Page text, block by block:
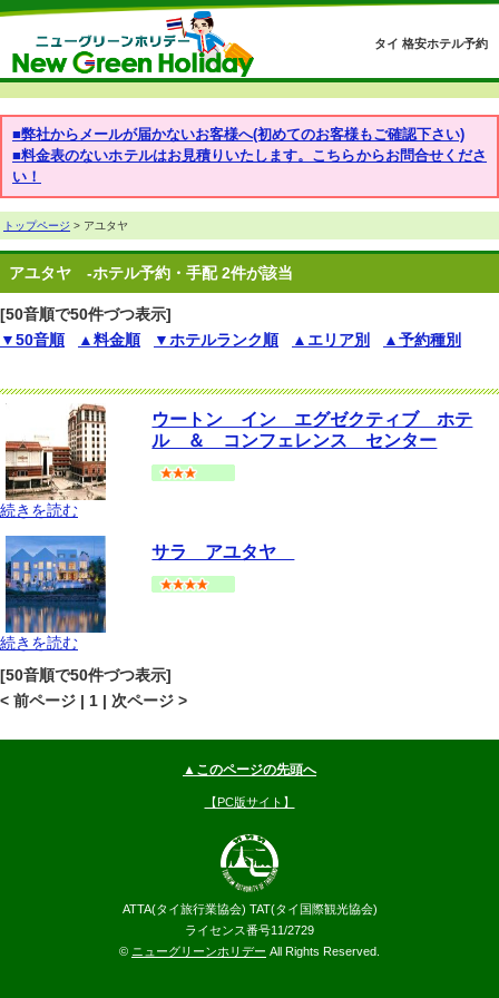
タイ 格安ホテル予約
■弊社からメールが届かないお客様へ(初めてのお客様もご確認下さい)
■料金表のないホテルはお見積りいたします。こちらからお問合せくださ
い！
トップページ > アユタヤ
アユタヤ -ホテル予約・手配 2件が該当
[50音順で50件づつ表示]
▼50音順
▲料金順 ▼ホテルランク順 ▲エリア別 ▲予約種別
ウートン イン エグゼクティブ ホテ
ル ＆ コンフェレンス センター
続きを読む
サラ アユタヤ
続きを読む
[50音順で50件づつ表示]
< 前ページ | 1 | 次ページ >
▲このページの先頭へ
【PC版サイト】
ATTA(タイ旅行業協会) TAT(タイ国際観光協会)
ライセンス番号11/2729
© ニューグリーンホリデー All Rights Reserved.